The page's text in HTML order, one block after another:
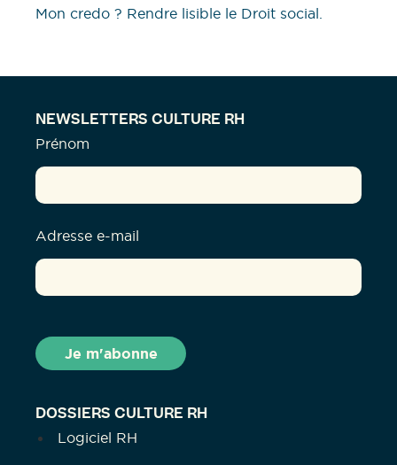
Mon credo ? Rendre lisible le Droit social.
DOSSIERS CULTURE RH
Logiciel RH
NEWSLETTERS CULTURE RH
Prénom
Adresse e-mail